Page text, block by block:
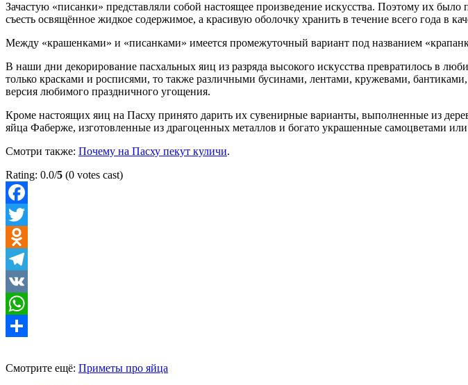
Зачастую «писанки» представляли собой настоящее произведение искусства. Поэтому их
съесть освящённое жидкое содержимое, а красивую оболочку хранить в течение всего года в
Между «крашенками» и «писанками» имеется промежуточный вариант под названием
В наши дни декорирование пасхальных яиц из разряда высокого искусства превратилось в
только красками и росписями, то также различными бусинами, лентами, кружевами,
версия любимого праздничного угощения.
Кроме настоящих яиц на Пасху принято дарить их сувенирные варианты, выполненные из
яйца Фаберже, изготовленные из драгоценных металлов и богато украшенные самоцветами
Смотри также: Почему на Пасху пекут куличи.
Rating: 0.0/5 (0 votes cast)
Facebook
Twitter
Odnoklassniki
Telegram
VK
WhatsApp
Смотрите ещё: Приметы про яйца